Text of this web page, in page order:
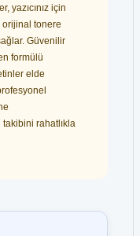
yazıcınız için
orijinal tonere
Güvenilir
formülü
elde
rahatlıkla